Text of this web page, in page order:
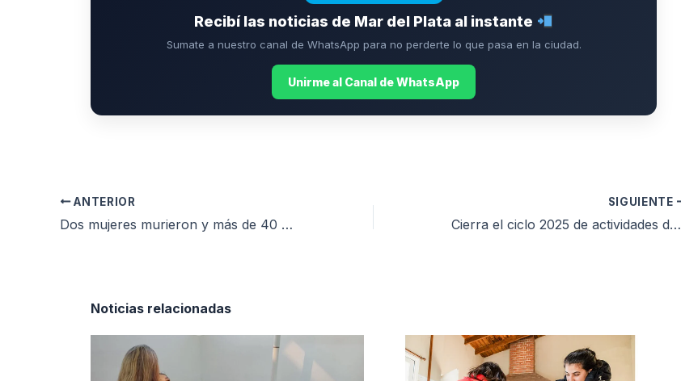
Recibí las noticias de Mar del Plata al instante
Sumate a nuestro canal de WhatsApp para no perderte lo que pasa en la ciudad.
Unirme al Canal de WhatsApp
ANTERIOR
Dos mujeres murieron y más de 40 heridos tras el vuelco de un micro en la Autovía 2
SIGUIENTE
Cierra el ciclo 2025 de actividades del EMDER y lanzan una nueva temporada de Playa Deportiva
Noticias relacionadas